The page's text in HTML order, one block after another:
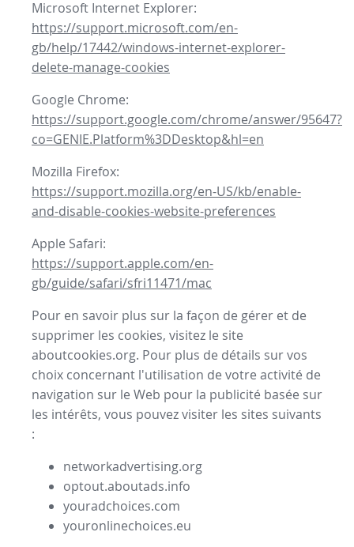
Microsoft Internet Explorer:
https://support.microsoft.com/en-
gb/help/17442/windows-internet-explorer-
delete-manage-cookies
Google Chrome:
https://support.google.com/chrome/answer/95647?
co=GENIE.Platform%3DDesktop&hl=en
Mozilla Firefox:
https://support.mozilla.org/en-US/kb/enable-
and-disable-cookies-website-preferences
Apple Safari:
https://support.apple.com/en-
gb/guide/safari/sfri11471/mac
Pour en savoir plus sur la façon de gérer et de
supprimer les cookies, visitez le site
aboutcookies.org. Pour plus de détails sur vos
choix concernant l'utilisation de votre activité de
navigation sur le Web pour la publicité basée sur
les intérêts, vous pouvez visiter les sites suivants
:
networkadvertising.org
optout.aboutads.info
youradchoices.com
youronlinechoices.eu